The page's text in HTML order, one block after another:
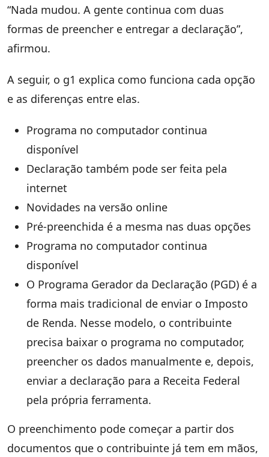
“Nada mudou. A gente continua com duas
formas de preencher e entregar a declaração”,
afirmou.
A seguir, o g1 explica como funciona cada opção
e as diferenças entre elas.
Programa no computador continua
disponível
Declaração também pode ser feita pela
internet
Novidades na versão online
Pré-preenchida é a mesma nas duas opções
Programa no computador continua
disponível
O Programa Gerador da Declaração (PGD) é a
forma mais tradicional de enviar o Imposto
de Renda. Nesse modelo, o contribuinte
precisa baixar o programa no computador,
preencher os dados manualmente e, depois,
enviar a declaração para a Receita Federal
pela própria ferramenta.
O preenchimento pode começar a partir dos
documentos que o contribuinte já tem em mãos,